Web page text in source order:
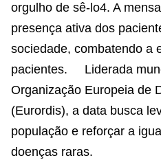
orgulho de sê-lo4. A
presença ativa dos
sociedade, combatendo a
pacientes. Liderada
Organização Europeia de
(Eurordis), a data busca
população e reforçar a
doenças raras.